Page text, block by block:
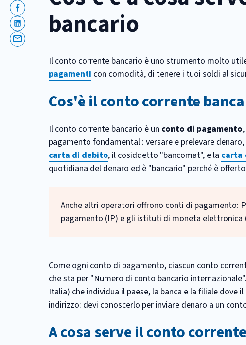
Facebook
Linkedin
Email
bancario
Il conto corrente bancario è uno strumento molto
pagamenti con comodità, di tenere i tuoi soldi al
Cos'è il conto corrente
Il conto corrente bancario è un conto di pagamento
pagamento fondamentali: versare e prelevare
carta di debito, il cosiddetto "bancomat", e la carta
quotidiana del denaro ed è "bancario" perché è
Anche altri operatori offrono conti di
pagamento (IP) e gli istituti di moneta elettronica
Come ogni conto di pagamento, ciascun conto
che sta per "Numero di conto bancario
Italia) che individua il paese, la banca e la filiale
indirizzo: devi conoscerlo per inviare denaro a un
A cosa serve il conto